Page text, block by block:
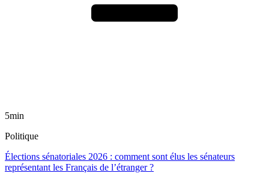
5min
Politique
Élections sénatoriales 2026 : comment sont élus les sénateurs
représentant les Français de l’étranger ?